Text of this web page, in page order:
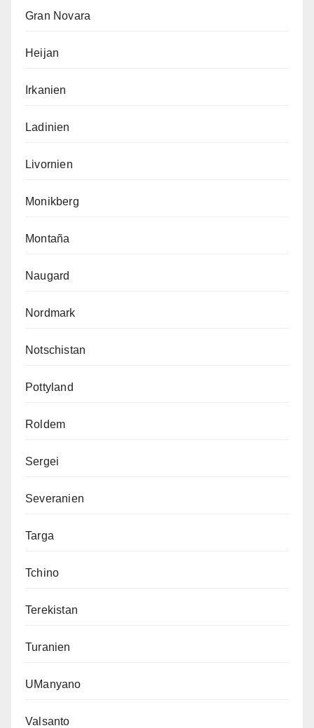
Gran Novara
Heijan
Irkanien
Ladinien
Livornien
Monikberg
Montaña
Naugard
Nordmark
Notschistan
Pottyland
Roldem
Sergei
Severanien
Targa
Tchino
Terekistan
Turanien
UManyano
Valsanto